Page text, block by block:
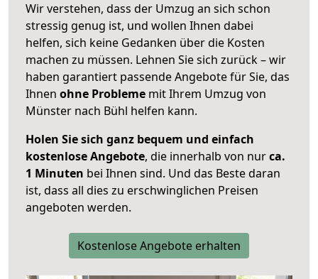
Wir verstehen, dass der Umzug an sich schon
stressig genug ist, und wollen Ihnen dabei
helfen, sich keine Gedanken über die Kosten
machen zu müssen. Lehnen Sie sich zurück – wir
haben garantiert passende Angebote für Sie, das
Ihnen ohne Probleme mit Ihrem Umzug von
Münster nach Bühl helfen kann.
Holen Sie sich ganz bequem und einfach
kostenlose Angebote, die innerhalb von nurca.
1 Minuten bei Ihnen sind. Und das Beste daran
ist, dass all dies zu erschwinglichen Preisen
angeboten werden.
Kostenlose Angebote erhalten